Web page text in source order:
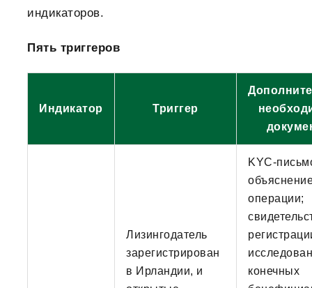
индикаторов.
Пять триггеров
Индикатор Триггер
Лизингодатель
зарегистрирован
в Ирландии, и
KYC-
операции;
конечных